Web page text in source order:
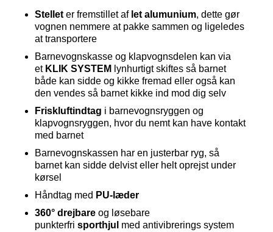
Stellet er fremstillet af let alumunium, dette gør
vognen nemmere at pakke sammen og ligeledes
at transportere
Barnevognskasse og klapvognsdelen kan via
et KLIK SYSTEM lynhurtigt skiftes så barnet
både kan sidde og kikke fremad eller også kan
den vendes så barnet kikke ind mod dig selv
Friskluftindtag i barnevognsryggen og
klapvognsryggen, hvor du nemt kan have kontakt
med barnet
Barnevognskassen har en justerbar ryg, så
barnet kan sidde delvist eller helt oprejst under
kørsel
Håndtag med PU-læder
360° drejbare og løsebare
punkterfrisporthjul med antivibrerings system